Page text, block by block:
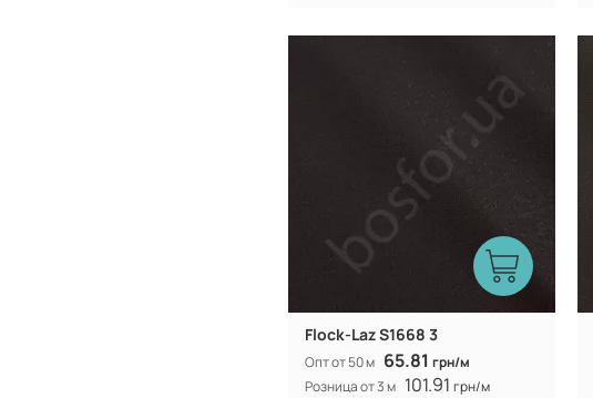
Flock-Laz S1668 3
Опт от 50 м 65.81 грн/м
Розница от 3 м 101.91 грн/м